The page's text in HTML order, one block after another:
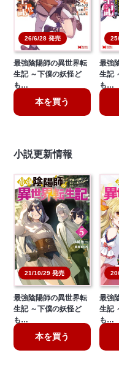
26/6/28 発売
最強陰陽師の異世界転
生記 ～下僕の妖怪ど
も…
本を買う
最強
生記
も…
小説更新情報
21/10/29 発売
最強陰陽師の異世界転
生記 ～下僕の妖怪ど
も…
本を買う
最強
生記
も…